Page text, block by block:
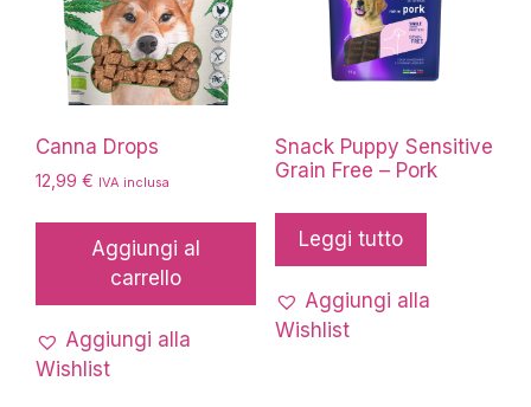
Canna Drops
12,99 € IVA inclusa
Aggiungi al
carrello
Aggiungi alla
Wishlist
Snack Puppy Sensitive
Grain Free – Pork
Leggi tutto
Aggiungi alla
Wishlist